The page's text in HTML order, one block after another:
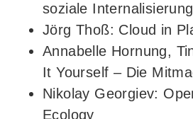
soziale Internalisierung
Jörg Thoß: Cloud in
Annabelle Hornung,
It Yourself – Die
Nikolay Georgiev:
Ecology